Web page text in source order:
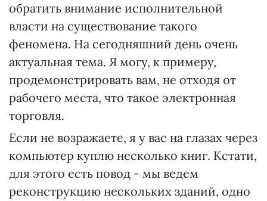
обратить внимание исполнительной
власти на существование такого
феномена. На сегодняшний день очень
актуальная тема. Я могу, к примеру,
продемонстрировать вам, не отходя от
рабочего места, что такое электронная
торговля.
Если не возражаете, я у вас на глазах через
компьютер куплю несколько книг. Кстати,
для этого есть повод - мы ведем
реконструкцию нескольких зданий, одно